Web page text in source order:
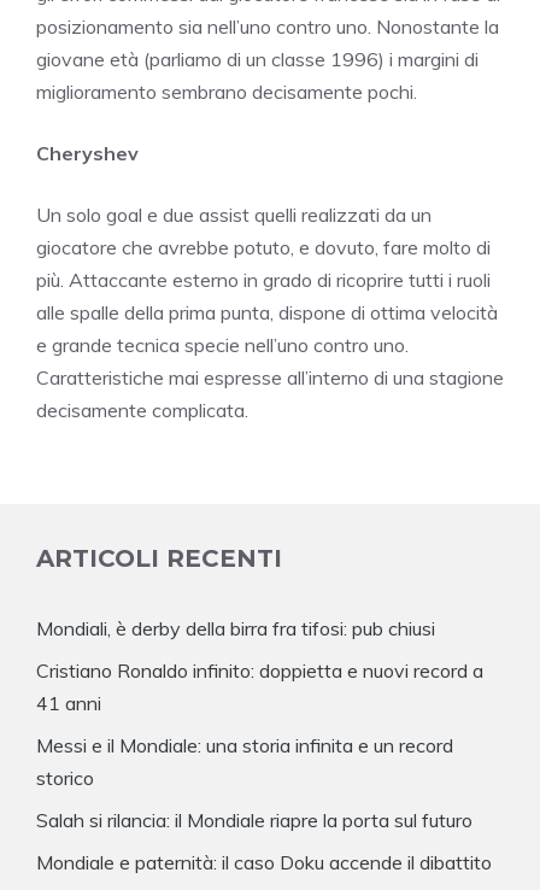
posizionamento sia nell’uno contro uno. Nonostante la
giovane età (parliamo di un classe 1996) i margini di
miglioramento sembrano decisamente pochi.
Cheryshev
Un solo goal e due assist quelli realizzati da un
giocatore che avrebbe potuto, e dovuto, fare molto di
più. Attaccante esterno in grado di ricoprire tutti i ruoli
alle spalle della prima punta, dispone di ottima velocità
e grande tecnica specie nell’uno contro uno.
Caratteristiche mai espresse all’interno di una stagione
decisamente complicata.
ARTICOLI RECENTI
Mondiali, è derby della birra fra tifosi: pub chiusi
Cristiano Ronaldo infinito: doppietta e nuovi record a
41 anni
Messi e il Mondiale: una storia infinita e un record
storico
Salah si rilancia: il Mondiale riapre la porta sul futuro
Mondiale e paternità: il caso Doku accende il dibattito